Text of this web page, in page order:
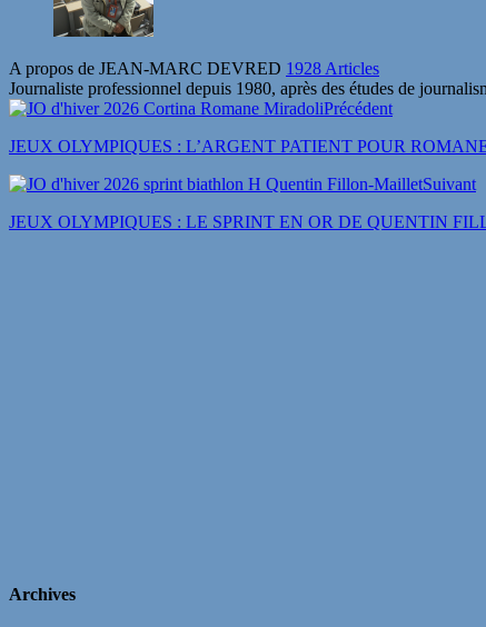
A propos de JEAN-MARC DEVRED 1928 Articles
Journaliste professionnel depuis 1980, après des études de
Précédent
JEUX OLYMPIQUES : L’ARGENT PATIENT POUR
Suivant
JEUX OLYMPIQUES : LE SPRINT EN OR DE QUENTIN
Archives